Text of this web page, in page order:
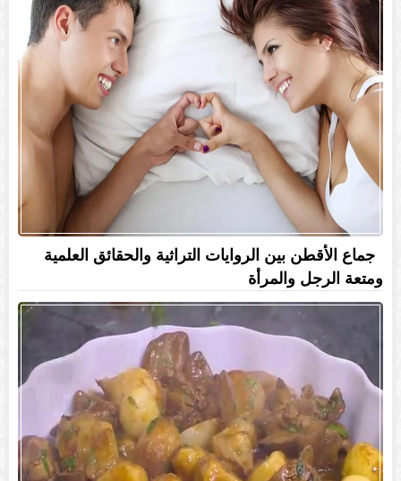
جماع الأقطن بين الروايات التراثية والحقائق العلمية
ومتعة الرجل والمرأة